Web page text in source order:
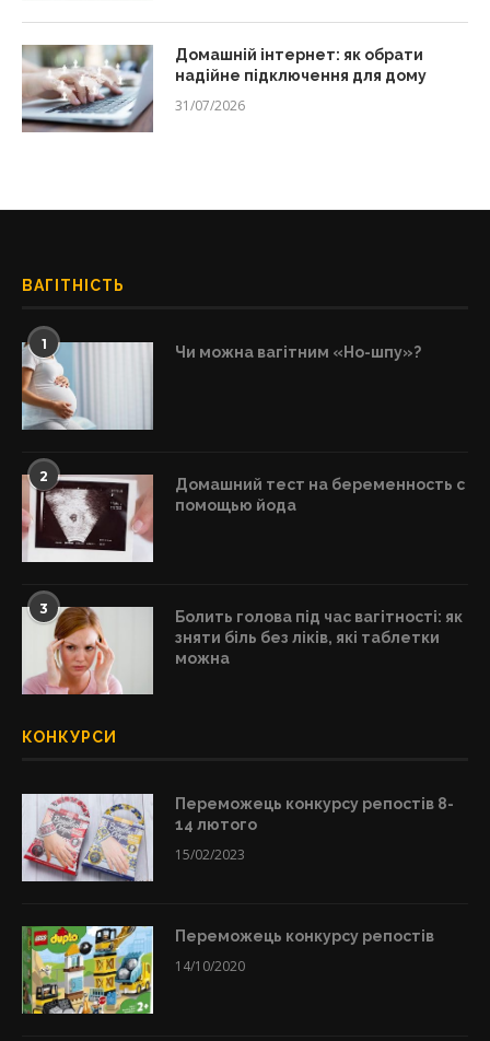
Домашній інтернет: як обрати
надійне підключення для дому
31/07/2026
ВАГІТНІСТЬ
1 Чи можна вагітним «Но-шпу»?
2
Домашний тест на беременность с
помощью йода
3
Болить голова під час вагітності: як
зняти біль без ліків, які таблетки
можна
КОНКУРСИ
Переможець конкурсу репостів 8-
14 лютого
15/02/2023
Переможець конкурсу репостів
14/10/2020